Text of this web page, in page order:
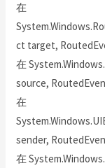
在
ct target,
在
source,
在
sender,
在